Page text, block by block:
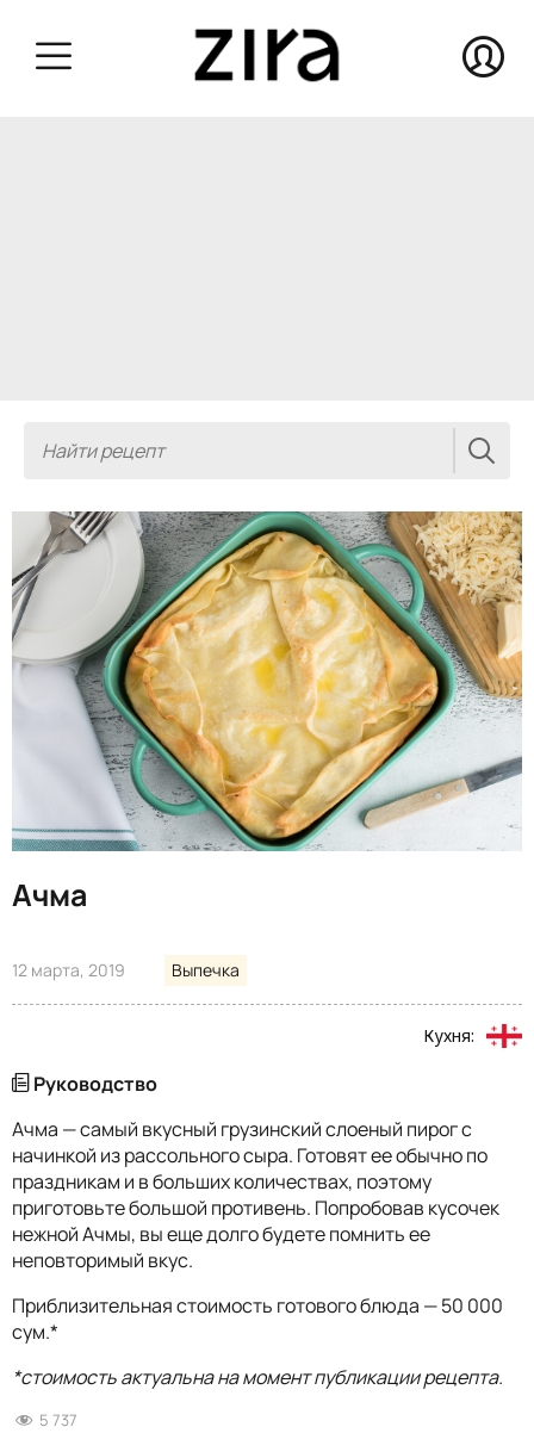
Ачма
12 марта, 2019 Выпечка
Кухня:
Руководство
Ачма — самый вкусный грузинский слоеный пирог с
начинкой из рассольного сыра. Готовят ее обычно по
праздникам и в больших количествах, поэтому
приготовьте большой противень. Попробовав кусочек
нежной Ачмы, вы еще долго будете помнить ее
неповторимый вкус.
Приблизительная стоимость готового блюда — 50 000
сум.*
*стоимость актуальна на момент публикации рецепта.
5 737